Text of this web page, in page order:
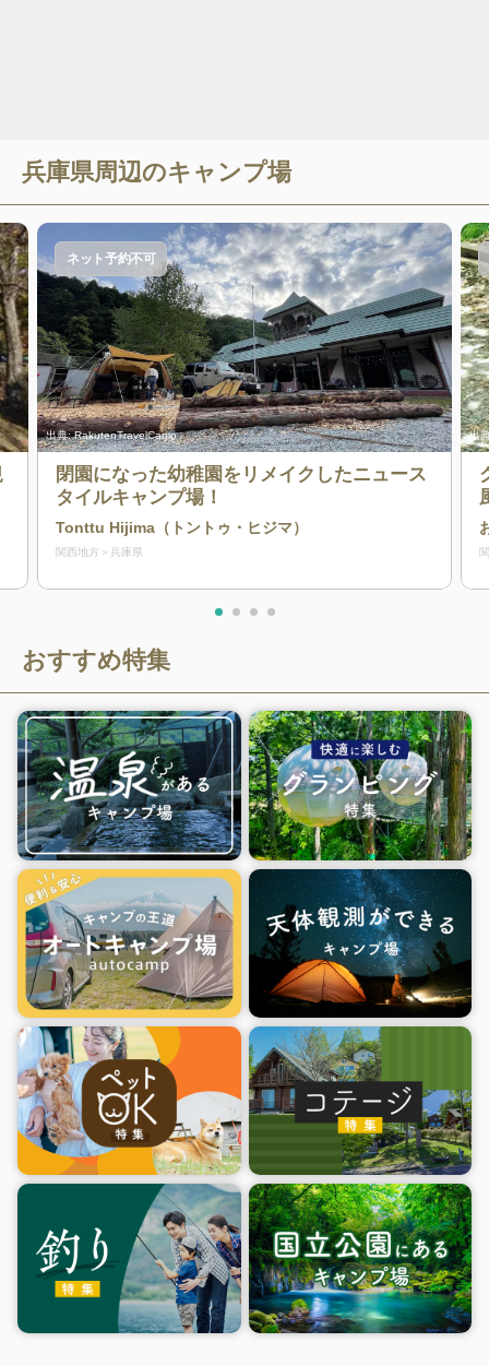
兵庫県周辺のキャンプ場
出典:RakutenTravelCamp
ネット予約不可
閉園になった幼稚園をリメイクしたニュース
タイルキャンプ場！
Tonttu Hijima（トントゥ・ヒジマ）
関西地方 兵庫県
出
おすすめ特集